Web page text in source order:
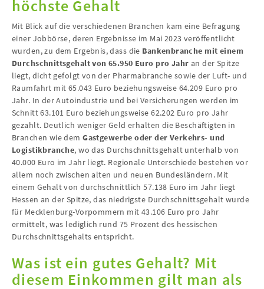
höchste Gehalt
Mit Blick auf die verschiedenen Branchen kam eine Befragung
einer Jobbörse, deren Ergebnisse im Mai 2023 veröffentlicht
wurden, zu dem Ergebnis, dass die Bankenbranche mit einem
Durchschnittsgehalt von 65.950 Euro pro Jahr an der Spitze
liegt, dicht gefolgt von der Pharmabranche sowie der Luft- und
Raumfahrt mit 65.043 Euro beziehungsweise 64.209 Euro pro
Jahr. In der Autoindustrie und bei Versicherungen werden im
Schnitt 63.101 Euro beziehungsweise 62.202 Euro pro Jahr
gezahlt. Deutlich weniger Geld erhalten die Beschäftigten in
Branchen wie dem Gastgewerbe oder der Verkehrs- und
Logistikbranche, wo das Durchschnittsgehalt unterhalb von
40.000 Euro im Jahr liegt. Regionale Unterschiede bestehen vor
allem noch zwischen alten und neuen Bundesländern. Mit
einem Gehalt von durchschnittlich 57.138 Euro im Jahr liegt
Hessen an der Spitze, das niedrigste Durchschnittsgehalt wurde
für Mecklenburg-Vorpommern mit 43.106 Euro pro Jahr
ermittelt, was lediglich rund 75 Prozent des hessischen
Durchschnittsgehalts entspricht.
Was ist ein gutes Gehalt? Mit
diesem Einkommen gilt man als